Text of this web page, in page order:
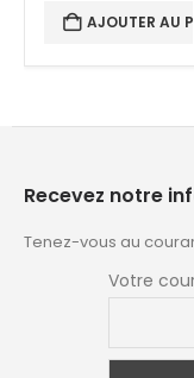
Recevez notre
Tenez-vous au
Votre